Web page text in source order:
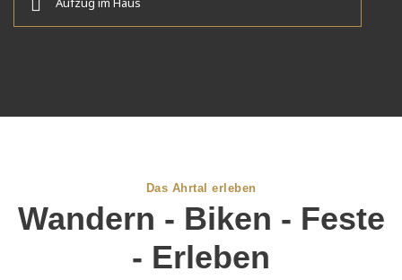
Das Ahrtal erleben
Wandern - Biken - Feste
- Erleben